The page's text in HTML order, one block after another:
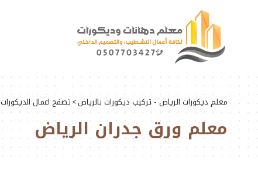
معلم ديكورات الرياض - تركيب ديكورات بالرياض>تصفح اعمال الديكورات
معلم ورق جدران الرياض